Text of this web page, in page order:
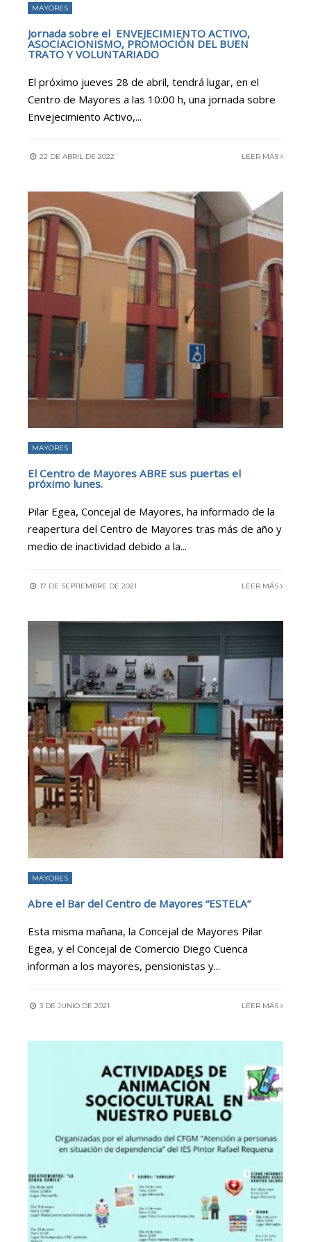
MAYORES
Jornada sobre el ENVEJECIMIENTO ACTIVO,
ASOCIACIONISMO, PROMOCIÓN DEL BUEN
TRATO Y VOLUNTARIADO
El próximo jueves 28 de abril, tendrá lugar, en el
Centro de Mayores a las 10:00 h, una jornada sobre
Envejecimiento Activo,...
22 DE ABRIL DE 2022 LEER MÁS
MAYORES
El Centro de Mayores ABRE sus puertas el
próximo lunes.
Pilar Egea, Concejal de Mayores, ha informado de la
reapertura del Centro de Mayores tras más de año y
medio de inactividad debido a la...
17 DE SEPTIEMBRE DE 2021 LEER MÁS
MAYORES
Abre el Bar del Centro de Mayores “ESTELA”
Esta misma mañana, la Concejal de Mayores Pilar
Egea, y el Concejal de Comercio Diego Cuenca
informan a los mayores, pensionistas y...
3 DE JUNIO DE 2021 LEER MÁS